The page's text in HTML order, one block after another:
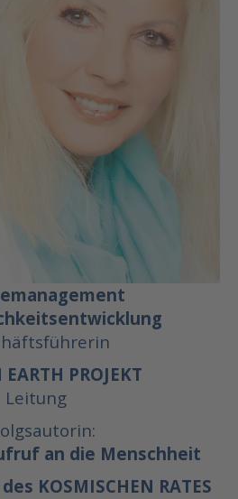
PROJEKT
Leitung
an die Menschheit
KOSMISCHEN RATES